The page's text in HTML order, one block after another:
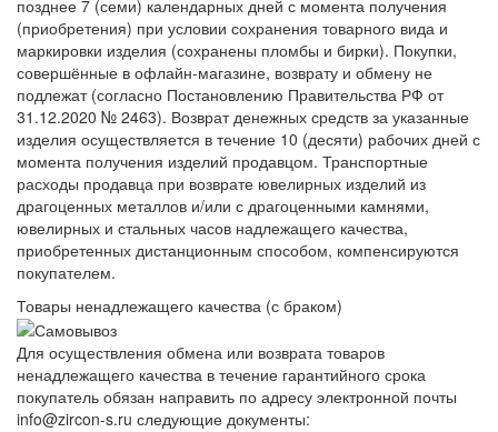
позднее 7 (семи) календарных дней с момента получения
(приобретения) при условии сохранения товарного вида и
маркировки изделия (сохранены пломбы и бирки). Покупки,
совершённые в офлайн-магазине, возврату и обмену не
подлежат (согласно Постановлению Правительства РФ от
31.12.2020 № 2463). Возврат денежных средств за указанные
изделия осуществляется в течение 10 (десяти) рабочих дней с
момента получения изделий продавцом. Транспортные
расходы продавца при возврате ювелирных изделий из
драгоценных металлов и/или с драгоценными камнями,
ювелирных и стальных часов надлежащего качества,
приобретенных дистанционным способом, компенсируются
покупателем.
Товары ненадлежащего качества (с браком)
Для осуществления обмена или возврата товаров
ненадлежащего качества в течение гарантийного срока
покупатель обязан направить по адресу электронной почты
info@zircon-s.ru следующие документы: